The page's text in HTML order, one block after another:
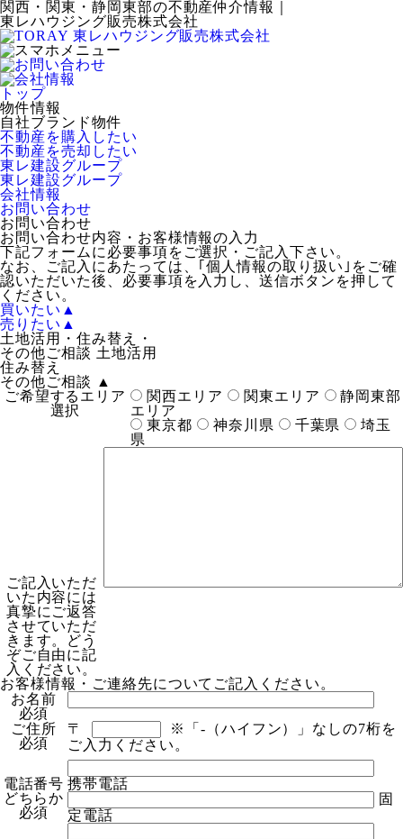
関西・関東・静岡東部の不動産仲介情報｜
東レハウジング販売株式会社
トップ
物件情報
自社ブランド物件
不動産を購入したい
不動産を売却したい
東レ建設グループ
東レ建設グループ
会社情報
お問い合わせ
お問い合わせ
お問い合わせ内容・お客様情報の入力
下記フォームに必要事項をご選択・ご記入下さい。
なお、ご記入にあたっては、｢個人情報の取り扱い｣をご確
認いただいた後、必要事項を入力し、送信ボタンを押して
ください。
買いたい ▲
売りたい ▲
土地活用・住み替え・
その他ご相談 土地活用
住み替え
その他ご相談
▲
ご希望するエリア
選択
関西エリア 関東エリア
静岡東部
エリア
東京都
神奈川県 千葉県
埼玉
県
ご記入いただ
いた内容には
真摯にご返答
させていただ
きます。どう
ぞご自由に記
入ください。
お客様情報・ご連絡先についてご記入ください。
お名前
必須
ご住所
必須
〒
※「-（ハイフン）」なしの7桁を
ご入力ください。
電話番号
どちらか
必須
携帯電話
固
定電話